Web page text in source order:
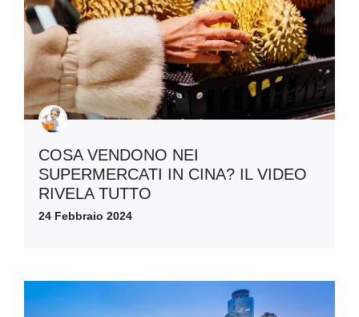
COSA VENDONO NEI
SUPERMERCATI IN CINA? IL VIDEO
RIVELA TUTTO
24 Febbraio 2024